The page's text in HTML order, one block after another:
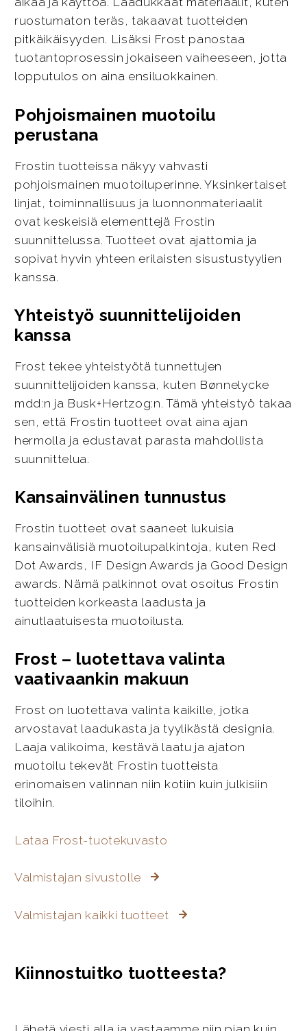
ruostumaton teräs, takaavat tuotteiden
pitkäikäisyyden. Lisäksi Frost panostaa
tuotantoprosessin jokaiseen vaiheeseen, jotta
lopputulos on aina ensiluokkainen.
Pohjoismainen muotoilu
perustana
Frostin tuotteissa näkyy vahvasti
pohjoismainen muotoiluperinne. Yksinkertaiset
linjat, toiminnallisuus ja luonnonmateriaalit
ovat keskeisiä elementtejä Frostin
suunnittelussa. Tuotteet ovat ajattomia ja
sopivat hyvin yhteen erilaisten sisustustyylien
kanssa.
Yhteistyö suunnittelijoiden
kanssa
Frost tekee yhteistyötä tunnettujen
suunnittelijoiden kanssa, kuten Bønnelycke
mdd:n ja Busk+Hertzog:n. Tämä yhteistyö takaa
sen, että Frostin tuotteet ovat aina ajan
hermolla ja edustavat parasta mahdollista
suunnittelua.
Kansainvälinen tunnustus
Frostin tuotteet ovat saaneet lukuisia
kansainvälisiä muotoilupalkintoja, kuten Red
Dot Awards, IF Design Awards ja Good Design
awards. Nämä palkinnot ovat osoitus Frostin
tuotteiden korkeasta laadusta ja
ainutlaatuisesta muotoilusta.
Frost – luotettava valinta
vaativaankin makuun
Frost on luotettava valinta kaikille, jotka
arvostavat laadukasta ja tyylikästä designia.
Laaja valikoima, kestävä laatu ja ajaton
muotoilu tekevät Frostin tuotteista
erinomaisen valinnan niin kotiin kuin julkisiin
tiloihin.
Lataa Frost-tuotekuvasto
Valmistajan sivustolle
Valmistajan kaikki tuotteet
Kiinnostuitko tuotteesta?